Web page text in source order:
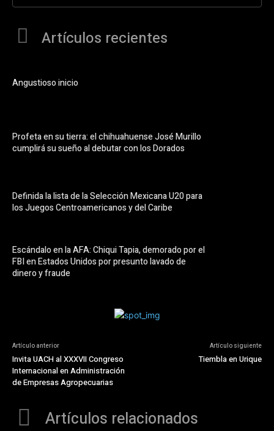
Artículos recientes
Angustioso inicio
Profeta en su tierra: el chihuahuense José Murillo
cumplirá su sueño al debutar con los Dorados
Definida la lista de la Selección Mexicana U20 para
los Juegos Centroamericanos y del Caribe
Escándalo en la AFA: Chiqui Tapia, demorado por el
FBI en Estados Unidos por presunto lavado de
dinero y fraude
Artículo anterior
Invita UACH al XXXVII Congreso
Internacional en Administración
de Empresas Agropecuarias
Artículo siguiente
Tiembla en Urique
Artículos relacionados